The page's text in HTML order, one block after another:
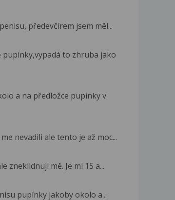
předevčírem jsem měl...
pupínky,vypadá to zhruba jako
a na předložce pupinky v
nevadili ale tento je až moc...
zneklidnuji mě. Je mi 15 a...
pupínky jakoby okolo a...